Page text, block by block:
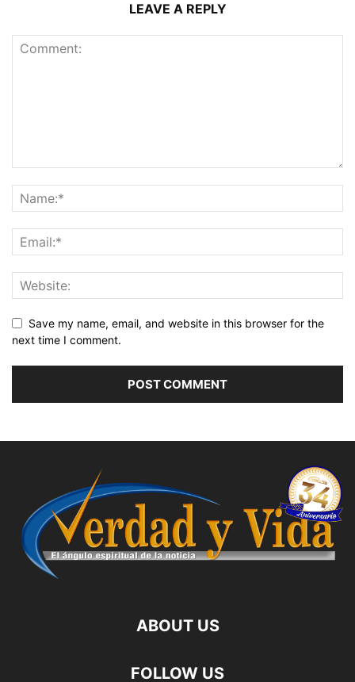
LEAVE A REPLY
Save my name, email, and website in this browser for the
next time I comment.
ABOUT US
FOLLOW US